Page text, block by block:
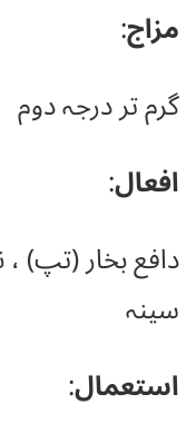
مزاج:
گرم تر درجہ دوم
افعال:
دافع بخار (تپ)
سینہ
استعمال: